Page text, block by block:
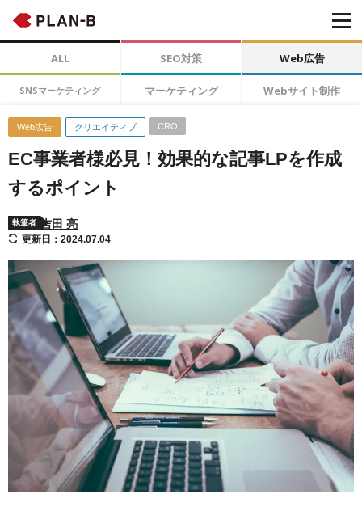
ALL SEO対策 Web広告
SNSマーケティング マーケティング Webサイト制作
Web広告 クリエイティブ CRO
EC事業者様必見！効果的な記事LPを作成
するポイント
執筆者 吉田 亮
更新日：2024.07.04